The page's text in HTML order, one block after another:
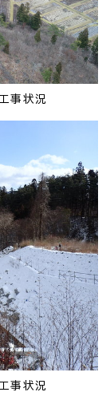
事状況
事状況